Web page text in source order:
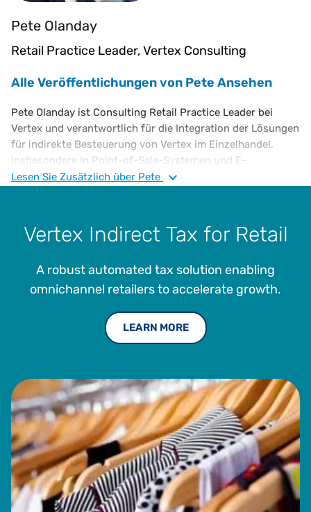
Pete Olanday
Retail Practice Leader, Vertex Consulting
Alle Veröffentlichungen von Pete Ansehen
Pete Olanday ist Consulting Retail Practice Leader bei
Vertex und verantwortlich für die Integration der Lösungen
für indirekte Besteuerung von Vertex im Einzelhandel,
insbesondere in Point-of-Sale-Systemen und E-
Commerce-Plattformen. Bevor er zu Vertex kam, arbeitete
Mellon University.
Lesen Sie Zusätzlich über Pete
Vertex Indirect Tax for Retail
A robust automated tax solution enabling
omnichannel retailers to accelerate growth.
LEARN MORE